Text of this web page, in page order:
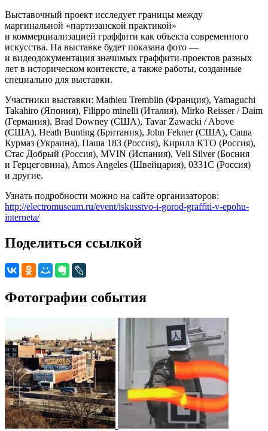
Выставочный проект исследует границы между
маргинальной «партизанской практикой»
и коммерциализацией граффити как объекта современного
искусства. На выставке будет показана фото —
и видеодокументация значимых граффити-проектов разных
лет в историческом контексте, а также работы, созданные
специально для выставки.
Участники выставки: Mathieu Tremblin (Франция), Yamaguchi
Takahiro (Япония), Filippo minelli (Италия), Mirko Reisser / Daim
(Германия), Brad Downey (США), Tavar Zawacki / Above
(США), Heath Bunting (Британия), John Fekner (США), Саша
Курмаз (Украина), Паша 183 (Россия), Кирилл КТО (Россия),
Стас Добрый (Россия), MVIN (Испания), Veli Silver (Босния
и Герцеговина), Amos Angeles (Швейцария), 0331С (Россия)
и другие.
Узнать подробности можно на сайте организаторов:
http://electromuseum.ru/event/iskusstvo-i-gorod-graffiti-v-epohu-
interneta/
Поделиться ссылкой
Фотографии события